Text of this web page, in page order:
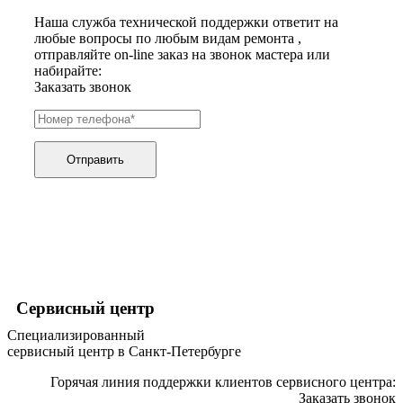
ибп
игровых приставок
игрушек
игрушек на радиоуправлении
imac
имитаторов верховой езды
инерционных массажеров
инфузионных насосов
ингаляторов
инкубаторов
интерактивных комплексов
интерфейсных модулей
инверторов
ионизаторов
ipad
Наша служба технической поддержки ответит на
любые вопросы по любым видам ремонта ,
отправляйте on-line заказ на звонок мастера или
набирайте:
Заказать звонок
Отправить
Сервисный центр
Специализированный
сервисный центр в Санкт-Петербурге
Горячая линия поддержки клиентов сервисного центра:
Заказать звонок